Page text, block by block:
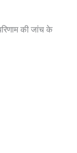
की जांच के